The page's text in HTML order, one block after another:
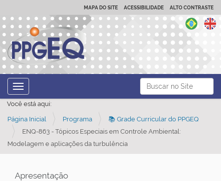
Busca
Busca Avançada…
MAPA DO SITE ACESSIBILIDADE ALTO CONTRASTE
Toggle navigation
Você está aqui:
Página Inicial Programa
📚 Grade Curricular do PPGEQ
ENQ-863 - Tópicos Especiais em Controle Ambiental:
Modelagem e aplicações da turbulência
Apresentação